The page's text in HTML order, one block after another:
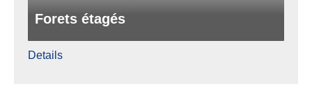
Forets étagés
Details